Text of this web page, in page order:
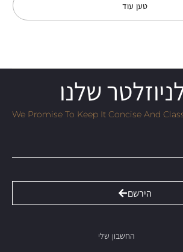
טען עוד
שלנו
We Promise To Keep It Concise And
הירשם
החשבון שלי